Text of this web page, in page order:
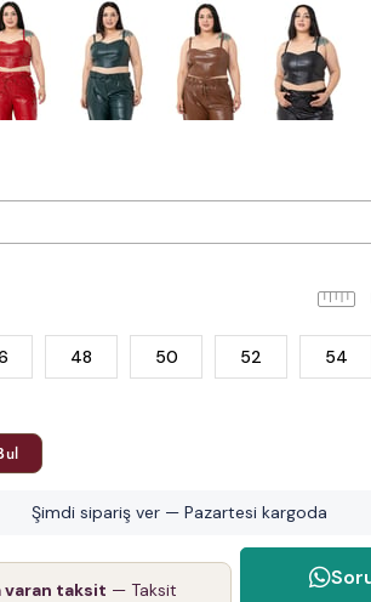
48 50 52 54
Şimdi sipariş ver — Pazartesi kargoda
varan taksit — Taksit